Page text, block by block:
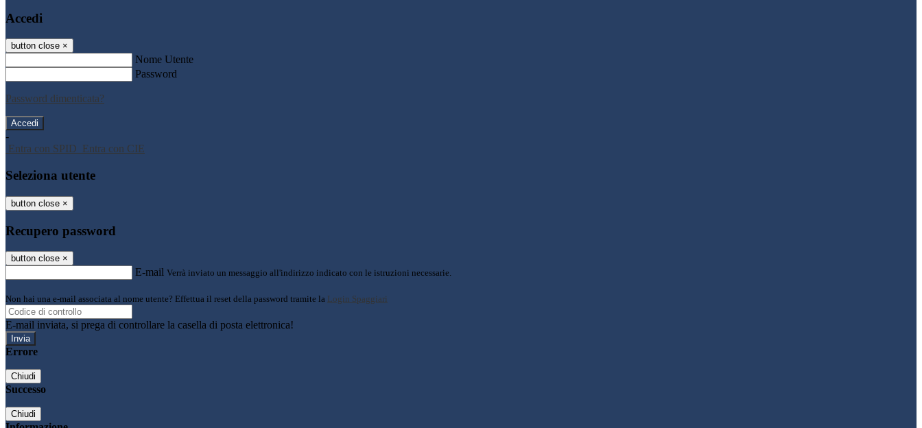
Accedi
button close ×
Nome Utente
Password
Password dimenticata?
-
Entra con SPID Entra con CIE
Seleziona utente
button close ×
Recupero password
button close ×
E-mail Verrà inviato un messaggio all'indirizzo indicato con le istruzioni necessarie.
Non hai una e-mail associata al nome utente? Effettua il reset della password tramite la Login Spaggiari
E-mail inviata, si prega di controllare la casella di posta elettronica!
Errore
Chiudi
Successo
Chiudi